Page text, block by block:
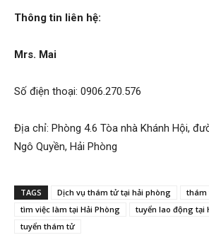
phong,
Thông tin liên hệ:
Mrs. Mai
Số điện thoại: 0906.270.576
Địa chỉ: Phòng 4.6 Tòa nhà Khánh Hội,
Ngô Quyền, Hải Phòng
TAGS Dịch vụ thám tử tại hải phòng
thám
tìm việc làm tại Hải Phòng
tuyển lao động tại
tuyển thám tử